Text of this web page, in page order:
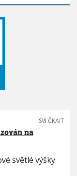
SVI ČKAIT
na
světlé výšky